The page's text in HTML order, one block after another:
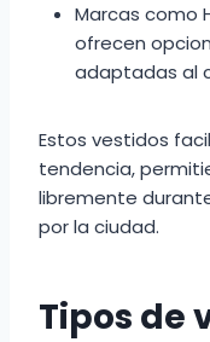
Marcas como
ofrecen
adaptadas al
Estos vestidos
tendencia,
libremente
por la ciudad.
Tipos de